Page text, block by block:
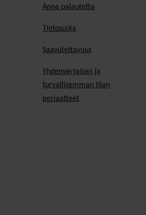
Anna palautetta
Tietosuoja
Saavutettavuus
Yhdenvertaisen ja
turvallisemman tilan
periaatteet